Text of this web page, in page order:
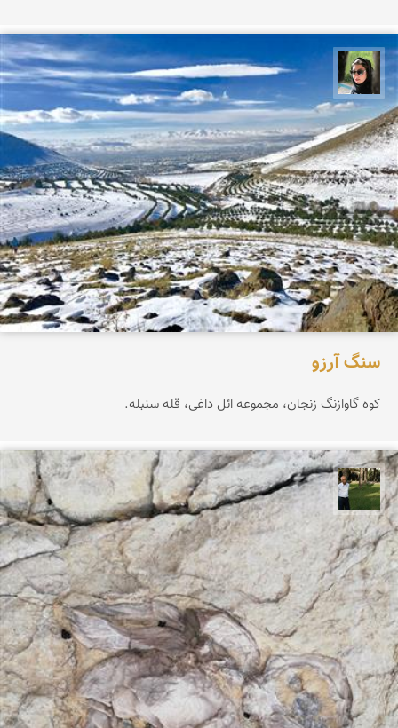
سپیده اصلان
سنگ آرزو
کوه گاوازنگ زنجان، مجموعه ائل داغی، قله سنبله.
عبدل شعبانی